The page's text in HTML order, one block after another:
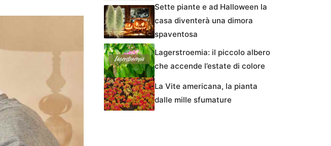
Sette piante e ad Halloween la
casa diventerà una dimora
spaventosa
Lagerstroemia: il piccolo albero
che accende l’estate di colore
La Vite americana, la pianta
dalle mille sfumature